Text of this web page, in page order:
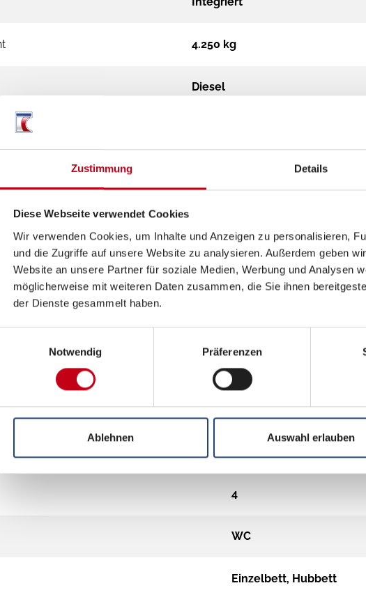
Zustimmung Details
Diese Webseite verwendet Cookies
Wir verwenden Cookies, um Inhalte und Anzeigen zu personalisieren,
und die Zugriffe auf unsere Website zu analysieren. Außerdem geben
Website an unsere Partner für soziale Medien, Werbung und Analysen
möglicherweise mit weiteren Daten zusammen, die Sie ihnen
der Dienste gesammelt haben.
Notwendig
Präferenzen
Ablehnen Auswahl erlauben
4.250 kg
Diesel
180 Multijet Automatik Maxi
4
WC
Einzelbett, Hubbett